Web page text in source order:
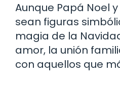
Aunque Papá Noel
sean figuras
magia de la
amor, la unión
con aquellos que